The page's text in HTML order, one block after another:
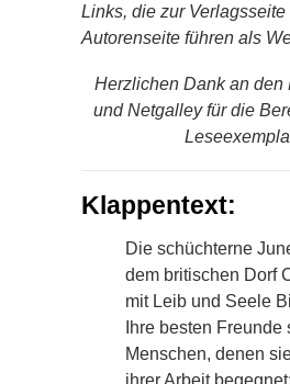
Links, die zur Verlagsseite
Autorenseite führen als
Herzlichen Dank an den
und Netgalleyfür die
Klappentext:
Die schüchterne
dem britischen Dorf
mit Leib und Seele
Ihre besten Freunde
Menschen, denen
ihrer Arbeit